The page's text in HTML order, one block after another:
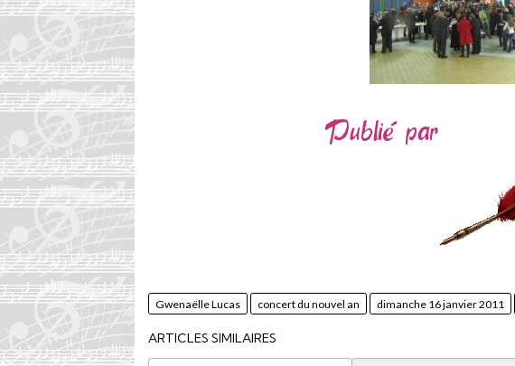
Gwenaëlle Lucas concert du nouvel an dimanche 16 janvier 2011
ARTICLES SIMILAIRES